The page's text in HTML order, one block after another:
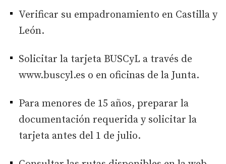
Verificar su empadronamiento en Castilla y
León.
Solicitar la tarjeta BUSCyL a través de
www.buscyl.es o en oficinas de la Junta.
Para menores de 15 años, preparar la
documentación requerida y solicitar la
tarjeta antes del 1 de julio.